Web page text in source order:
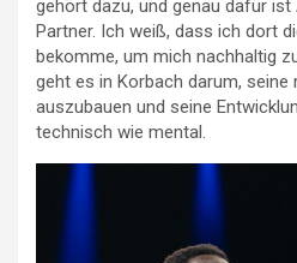
gehört dazu, und genau dafür ist
Partner. Ich weiß, dass ich dort
bekomme, um mich nachhaltig
geht es in Korbach darum, seine
auszubauen und seine
technisch wie mental.